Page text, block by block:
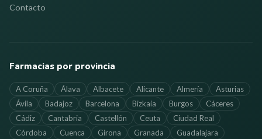
Contacto
Farmacias por provincia
A Coruña Álava Albacete Alicante Almería
Asturias
Ávila
Badajoz Barcelona Bizkaia Burgos
Cáceres
Cádiz
Cantabria Castellón Ceuta
Ciudad Real
Córdoba
Cuenca Girona Granada Guadalajara